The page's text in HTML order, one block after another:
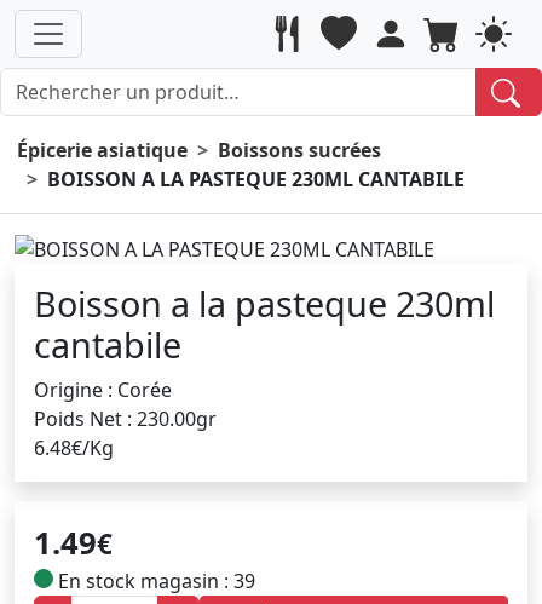
Épicerie asiatique
Boissons sucrées
BOISSON A LA PASTEQUE 230ML CANTABILE
Boisson a la pasteque 230ml
cantabile
Origine : Corée
Poids Net : 230.00gr
6.48€/Kg
1.49€
En stock magasin : 39